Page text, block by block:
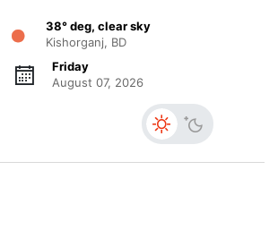
38° deg, clear sky
Kishorganj, BD
Friday
August 07, 2026